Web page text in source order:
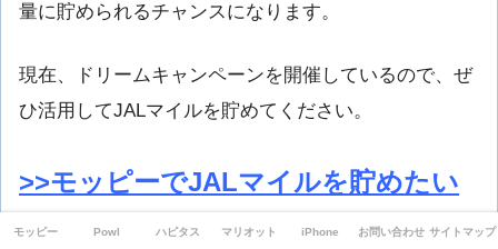
量に貯められるチャンスになります。
現在、ドリームキャンペーンを開催しているので、ぜ
ひ活用してJALマイルを貯めてください。
>>モッピーでJALマイルを貯めたい
方はこちらをクリック
モッピー Powl ハピタス マリオット iPhone お問い合わせ サイトマップ